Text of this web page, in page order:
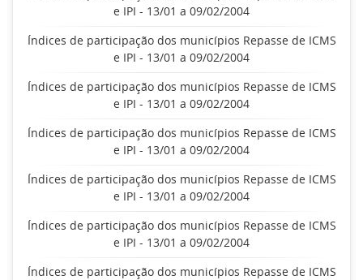
e IPI - 13/01 a 09/02/2004
Índices de participação dos municípios Repasse de ICMS
e IPI - 13/01 a 09/02/2004
Índices de participação dos municípios Repasse de ICMS
e IPI - 13/01 a 09/02/2004
Índices de participação dos municípios Repasse de ICMS
e IPI - 13/01 a 09/02/2004
Índices de participação dos municípios Repasse de ICMS
e IPI - 13/01 a 09/02/2004
Índices de participação dos municípios Repasse de ICMS
e IPI - 13/01 a 09/02/2004
Índices de participação dos municípios Repasse de ICMS